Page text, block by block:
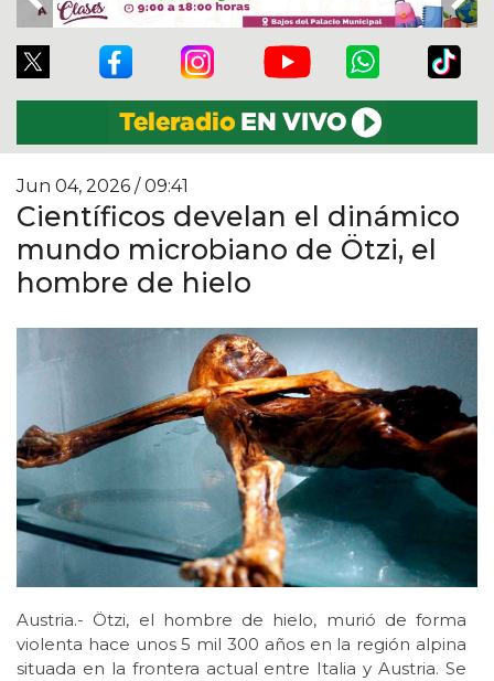
Previous
Jun 04, 2026 / 09:41
Científicos develan el dinámico
mundo microbiano de Ötzi, el
hombre de hielo
Austria.- Ötzi, el hombre de hielo, murió de forma
violenta hace unos 5 mil 300 años en la región alpina
situada en la frontera actual entre Italia y Austria. Se